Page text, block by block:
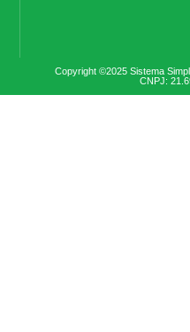
Copyright ©2025 Sistema
CNPJ: